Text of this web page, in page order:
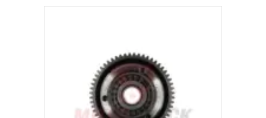
AÑADIR AL CARRITO